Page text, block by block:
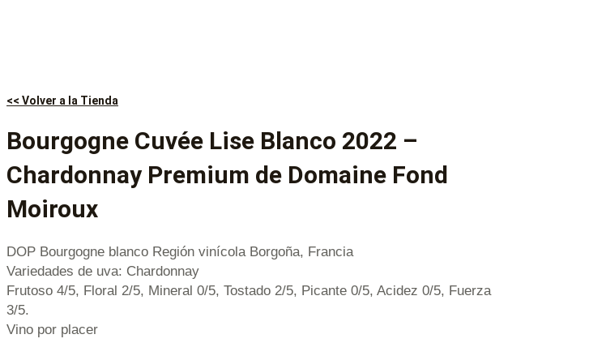
<< Volver a la Tienda
Bourgogne Cuvée Lise Blanco 2022 –
Chardonnay Premium de Domaine Fond
Moiroux
DOP Bourgogne blanco Región vinícola Borgoña, Francia
Variedades de uva: Chardonnay
Frutoso 4/5, Floral 2/5, Mineral 0/5, Tostado 2/5, Picante 0/5, Acidez 0/5, Fuerza
3/5.
Vino por placer